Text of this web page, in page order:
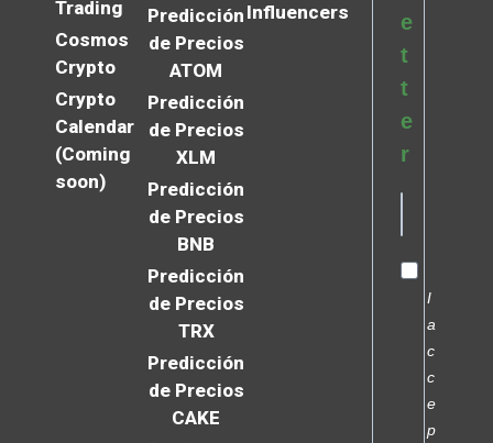
Trading
Cosmos
Crypto
Crypto
Calendar
(Coming
soon)
Predicción
de Precios
ATOM
Predicción
de Precios
XLM
Predicción
de Precios
BNB
Predicción
de Precios
TRX
Predicción
de Precios
CAKE
Influencers
e
t
t
e
r
I
a
c
c
e
p